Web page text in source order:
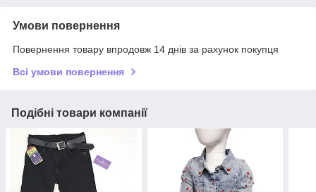
Умови повернення
Повернення товару впродовж 14 днів за рахунок покупця
Всі умови повернення
Подібні товари компанії